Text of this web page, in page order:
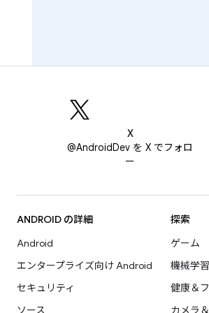
X
@AndroidDev を X でフォロ
ー
ANDROID の詳細
Android
エンタープライズ向け Android
セキュリティ
ソース
探索
ゲーム
機械学習
健康＆
カメラ